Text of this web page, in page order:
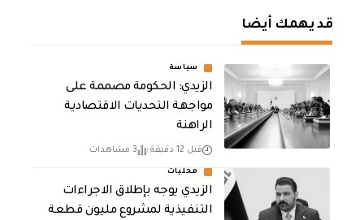
قد يهمك أيضا
سياسة
الزيدي: الحكومة مصممة على
مواجهة التحديات الاقتصادية
الراهنة
قبل 12 دقيقة 3 مشاهدات
محليات
الزيدي يوجه بإطلاق الاجراءات
التنفيذية لمشروع مليون قطعة